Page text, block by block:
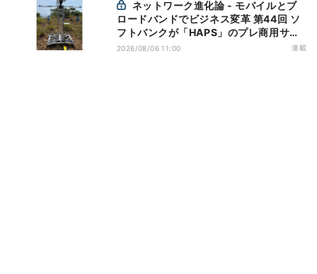
ロードバンドでビジネス変革 第44回 ソ
フトバンクが「HAPS」のプレ商用サー
ビス開始を表明、本格的な商用展開のめ
2026/08/06 11:00 連載